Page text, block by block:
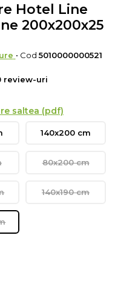
Hotel Line
200x200x25
• Cod5010000000521
review-uri
saltea (pdf)
140x200 cm
80x200 cm
140x190 cm